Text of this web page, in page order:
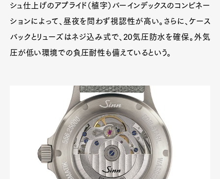
シュ仕上げのアプライド（植字）バーインデックスのコンビネー
ションによって、昼夜を問わず視認性が高い。さらに、ケース
バックとリューズはネジ込み式で、20気圧防水を確保。外気
圧が低い環境での負圧耐性も備えているという。